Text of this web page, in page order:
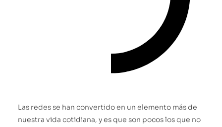
Las redes se han convertido en un elemento más de
nuestra vida cotidiana, y es que son pocos los que no